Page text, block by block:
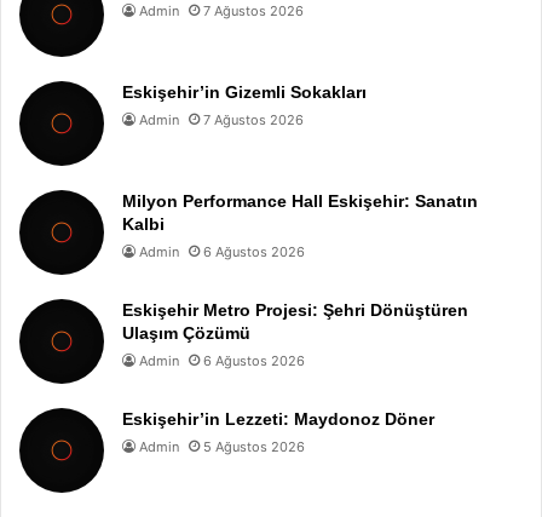
Admin 7 Ağustos 2026
Eskişehir’in Gizemli Sokakları
Admin 7 Ağustos 2026
Milyon Performance Hall Eskişehir: Sanatın
Kalbi
Admin 6 Ağustos 2026
Eskişehir Metro Projesi: Şehri Dönüştüren
Ulaşım Çözümü
Admin 6 Ağustos 2026
Eskişehir’in Lezzeti: Maydonoz Döner
Admin 5 Ağustos 2026